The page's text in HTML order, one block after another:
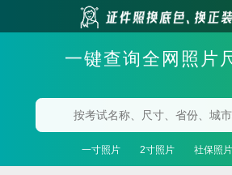
一键查询全网照片
一寸照片 2寸照片 社保照片